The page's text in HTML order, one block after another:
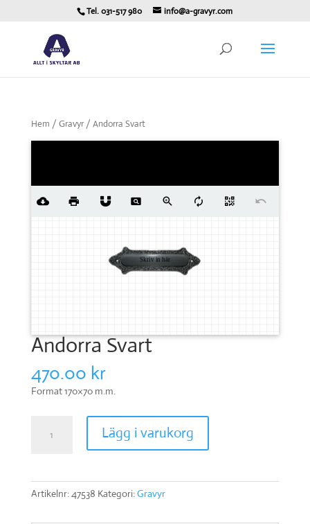
Tel. 031-517 980 info@a-gravyr.com
Hem / Gravyr/ Andorra Svart
Andorra Svart
470.00 kr
Format 170×70 m.m.
Svart
Lägg i varukorg
Artikelnr:47538 Kategori:Gravyr